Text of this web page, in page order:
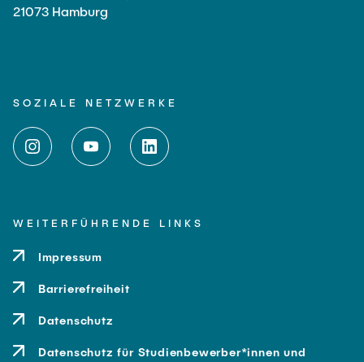
21073 Hamburg
SOZIALE NETZWERKE
WEITERFÜHRENDE LINKS
Impressum
Barrierefreiheit
Datenschutz
Datenschutz für Studienbewerber*innen und